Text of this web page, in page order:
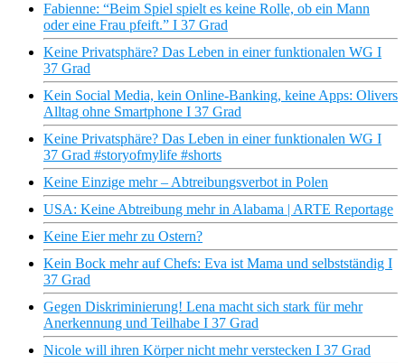
Fabienne: “Beim Spiel spielt es keine Rolle, ob ein Mann
oder eine Frau pfeift.” I 37 Grad
Keine Privatsphäre? Das Leben in einer funktionalen WG I
37 Grad
Kein Social Media, kein Online-Banking, keine Apps: Olivers
Alltag ohne Smartphone I 37 Grad
Keine Privatsphäre? Das Leben in einer funktionalen WG I
37 Grad #storyofmylife #shorts
Keine Einzige mehr – Abtreibungsverbot in Polen
USA: Keine Abtreibung mehr in Alabama | ARTE Reportage
Keine Eier mehr zu Ostern?
Kein Bock mehr auf Chefs: Eva ist Mama und selbstständig I
37 Grad
Gegen Diskriminierung! Lena macht sich stark für mehr
Anerkennung und Teilhabe I 37 Grad
Nicole will ihren Körper nicht mehr verstecken I 37 Grad